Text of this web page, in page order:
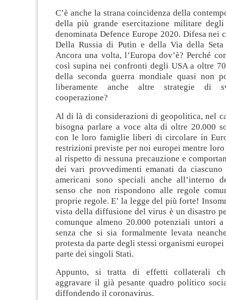
C’è anche la strana coincidenza della
della più grande esercitazione militare
denominata Defence Europe 2020. Difesa nei
Della Russia di Putin e della Via della
Ancora una volta, l’Europa dov’è? Perché
così supina nei confronti degli USA a oltre
della seconda guerra mondiale quasi non
liberamente anche altre strategie di
cooperazione?
Al di là di considerazioni di geopolitica, nel
bisogna parlare a voce alta di oltre 20.000
con le loro famiglie liberi di circolare in
restrizioni previste per noi europei mentre
al rispetto di nessuna precauzione e
dei vari provvedimenti emanati da
americani sono speciali anche all’interno
senso che non rispondono alle regole
proprie regole. E’ la legge del più forte!
vista della diffusione del virus è un disastro
comunque almeno 20.000 potenziali untori
senza che si sia formalmente levata
protesta da parte degli stessi organismi europei
parte dei singoli Stati.
Appunto, si tratta di effetti collaterali
aggravare il già pesante quadro politico
diffondendo il coronavirus.